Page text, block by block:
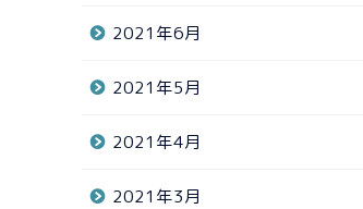
2021年6月
2021年5月
2021年4月
2021年3月